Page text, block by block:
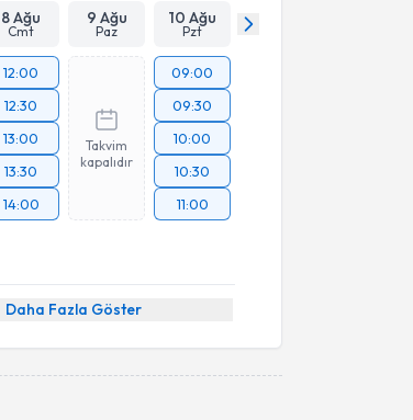
8 Ağu
Cmt
9 Ağu
Paz
10 Ağu
Pzt
12:00
12:30
13:00
13:30
14:00
Takvim
kapalıdır
09:00
09:30
10:00
10:30
11:00
Daha Fazla Göster